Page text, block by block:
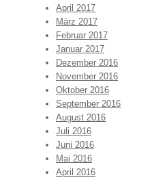
April 2017
März 2017
Februar 2017
Januar 2017
Dezember 2016
November 2016
Oktober 2016
September 2016
August 2016
Juli 2016
Juni 2016
Mai 2016
April 2016